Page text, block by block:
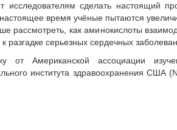
сделать настоящий
время учёные пытаются
рассмотреть, как аминокислоты
разгадке серьезных сердечных
от Американской ассоциации
института здравоохранения США